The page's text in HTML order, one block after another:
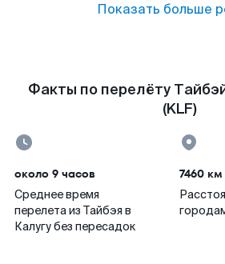
Показать больше
Факты по перелёту
(KLF)
около 9 часов
Среднее время
перелета из Тайбэя в
Калугу без пересадок
7460 км